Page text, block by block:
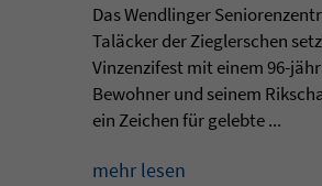
Das Wendlinger
Taläcker der Zieglerschen
Vinzenzifest mit einem 96-
Bewohner und seinem
ein Zeichen für gelebte ...
mehr lesen